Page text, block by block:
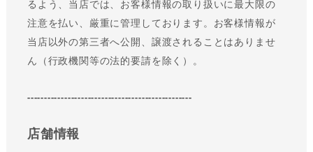
るよう、当店では、お客様情報の取り扱いに最大限の
注意を払い、厳重に管理しております。お客様情報が
当店以外の第三者へ公開、譲渡されることはありませ
ん（行政機関等の法的要請を除く）。
-------------------------------------------------
店舗情報